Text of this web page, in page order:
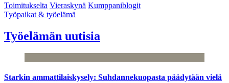
Toimitukselta Vieraskynä Kumppaniblogit
Työpaikat & työelämä
Työelämän uutisia
Starkin ammattilaiskysely: Suhdannekuopasta päädytään vielä